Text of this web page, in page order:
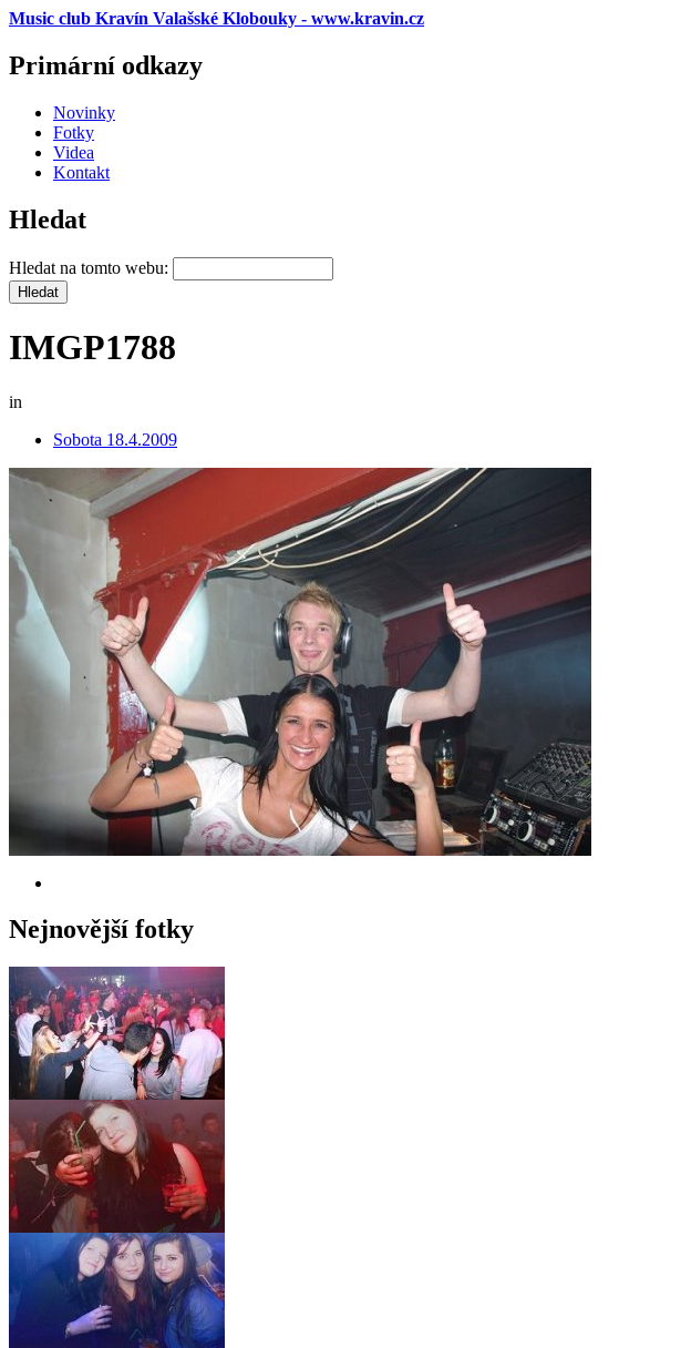
Music club Kravín Valašské Klobouky - www.kravin.cz
Primární odkazy
Novinky
Fotky
Videa
Kontakt
Hledat
Hledat na tomto webu:
IMGP1788
in
Sobota 18.4.2009
Nejnovější fotky